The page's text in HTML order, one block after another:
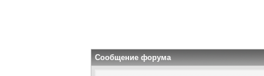
Сообщение форума